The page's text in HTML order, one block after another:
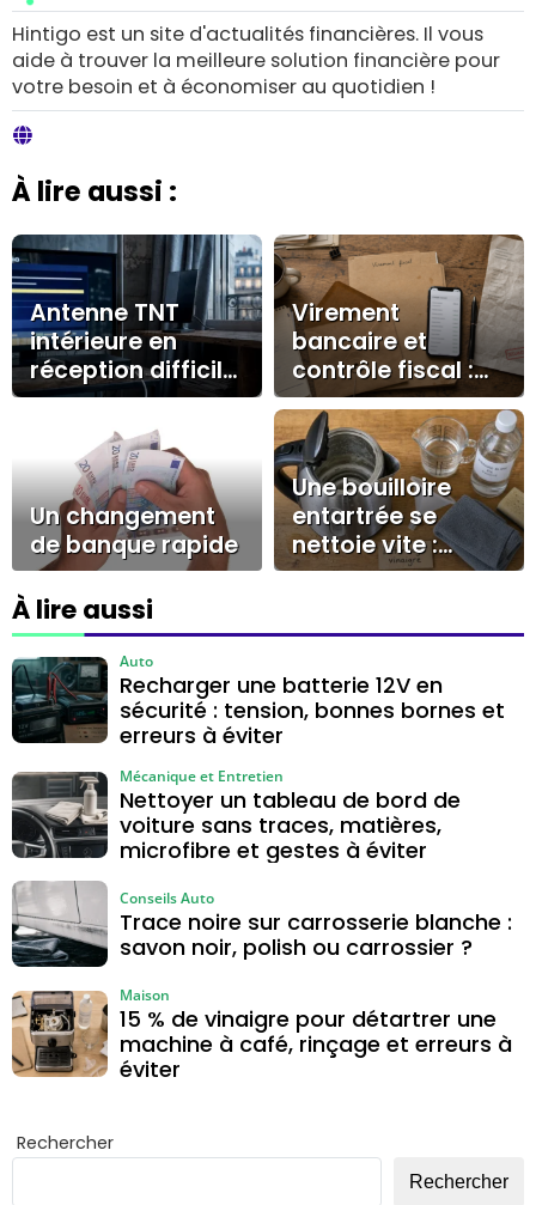
Hintigo est un site d'actualités financières. Il vous
aide à trouver la meilleure solution financière pour
votre besoin et à économiser au quotidien !
À lire aussi :
Antenne TNT
intérieure en
réception difficile
: quand
l’amplificateur
aide, quand il ne
sert à rien
Virement
bancaire et
contrôle fiscal :
les montants,
libellés et preuves
qui comptent
Un changement
de banque rapide
Une bouilloire
entartrée se
nettoie vite :
vinaigre dosé,
gestes à éviter
À lire aussi
Recharger une batterie 12V en
sécurité : tension, bonnes bornes et
erreurs à éviter
Auto
Nettoyer un tableau de bord de
voiture sans traces, matières,
microfibre et gestes à éviter
Mécanique et Entretien
Trace noire sur carrosserie blanche :
savon noir, polish ou carrossier ?
Conseils Auto
15 % de vinaigre pour détartrer une
machine à café, rinçage et erreurs à
éviter
Maison
Rechercher
Rechercher